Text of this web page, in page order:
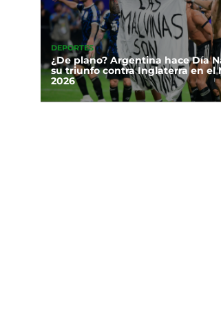
DEPORTES
¿De plano? Argentina hace Día
su triunfo contra Inglaterra en el
2026